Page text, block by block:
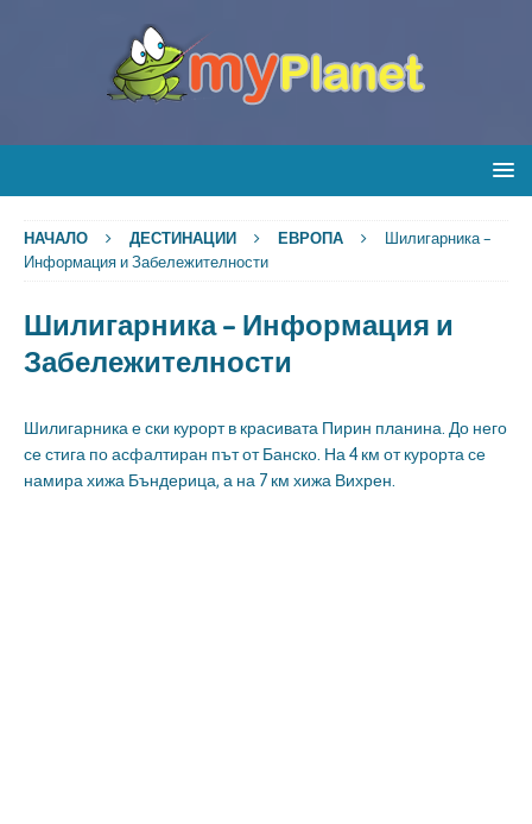
НАЧАЛО ДЕСТИНАЦИИ ЕВРОПА
Шилигарника –
Информация и Забележителности
Шилигарника – Информация и
Забележителности
Шилигарника е ски курорт в красивата Пирин планина. До него
се стига по асфалтиран път от Банско. На 4 км от курорта се
намира хижа Бъндерица, а на 7 км хижа Вихрен.